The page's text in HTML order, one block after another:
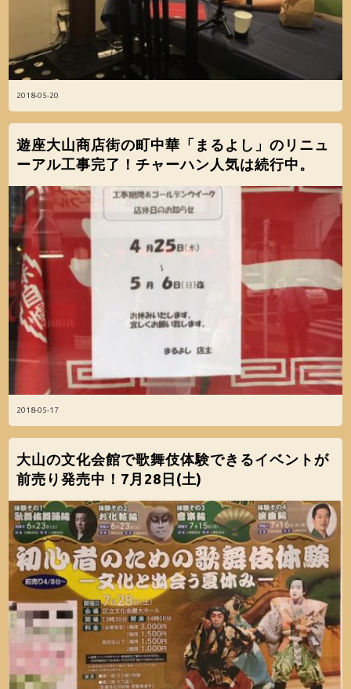
2018-05-20
2018-05-17
遊座大山商店街の町中華「まるよし」のリニュ
ーアル工事完了！チャーハン人気は続行中。
大山の文化会館で歌舞伎体験できるイベントが
前売り発売中！7月28日(土)